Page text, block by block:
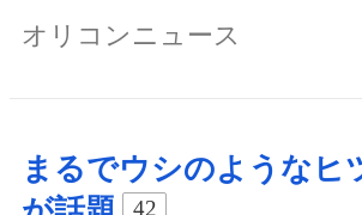
オリコンニュース
まるでウシのようなヒ
42